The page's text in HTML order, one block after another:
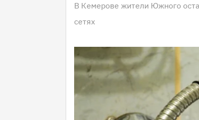
В Кемерове жители Южного
сетях